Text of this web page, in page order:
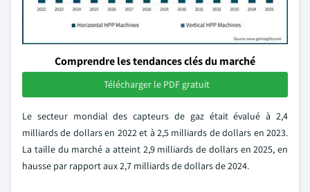
Comprendre les tendances clés du marché
Télécharger le PDF gratuit
Le secteur mondial des capteurs de gaz était évalué à 2,4
milliards de dollars en 2022 et à 2,5 milliards de dollars en 2023.
La taille du marché a atteint 2,9 milliards de dollars en 2025, en
hausse par rapport aux 2,7 milliards de dollars de 2024.